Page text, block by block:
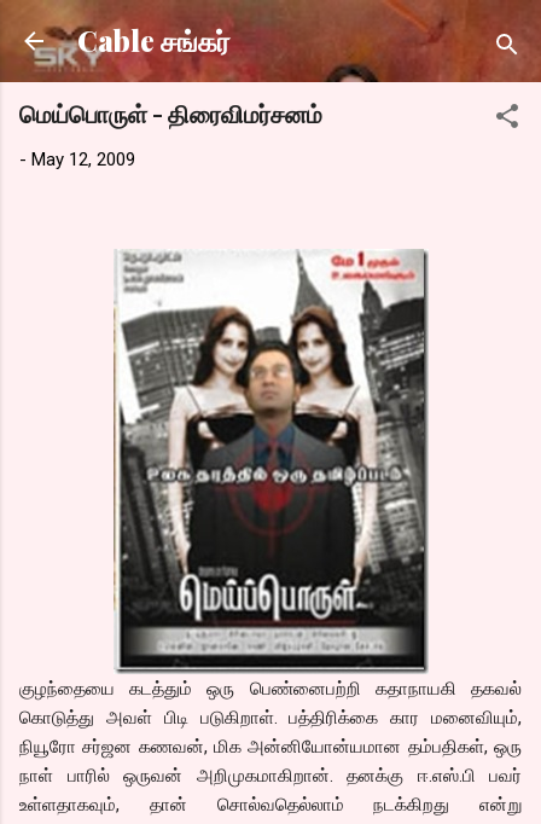
Skip to main content
Cable சங்கர்
மெய்பொருள் - திரைவிமர்சனம்
- May 12, 2009
குழந்தையை கடத்தும் ஒரு பெண்னைபற்றி கதாநாயகி தகவல்
கொடுத்து அவள் பிடி படுகிறாள். பத்திரிக்கை கார மனைவியும்,
நியூரோ சர்ஜன கணவன், மிக அன்னியோன்யமான தம்பதிகள், ஒரு
நாள் பாரில் ஒருவன் அறிமுகமாகிறான். தனக்கு ஈ.எஸ்.பி பவர்
உள்ளதாகவும், தான் சொல்வதெல்லாம் நடக்கிறது என்று